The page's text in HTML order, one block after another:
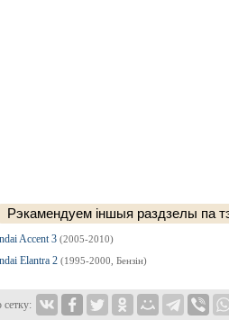
Рэкамендуем іншыя раздзелы па
Accent 3 (2005-2010)
Elantra 2 (1995-2000, Бензін)